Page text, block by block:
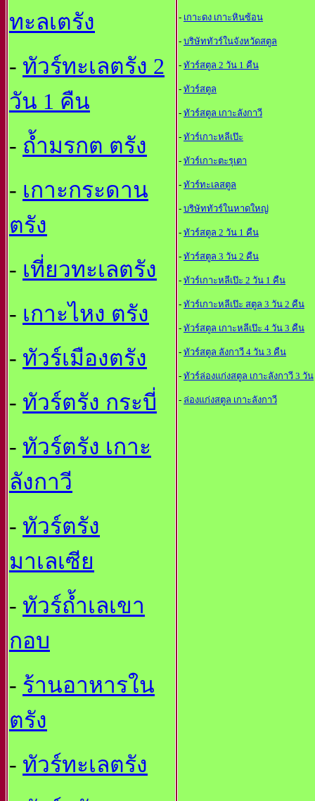
ทะลเตรัง
- ทัวร์ทะเลตรัง 2
วัน 1 คืน
- ถ้ำมรกต ตรัง
- เกาะกระดาน
ตรัง
- เที่ยวทะเลตรัง
- เกาะไหง ตรัง
- ทัวร์เมืองตรัง
- ทัวร์ตรัง กระบี่
- ทัวร์ตรัง เกาะ
ลังกาวี
- ทัวร์ตรัง
มาเลเซีย
- ทัวร์ถ้ำเลเขา
กอบ
- ร้านอาหารใน
ตรัง
- ทัวร์ทะเลตรัง
- เกาะดง เกาะหินซ้อน
- บริษัททัวร์ในจังหวัดสตูล
- ทัวร์สตูล 2 วัน 1 คืน
- ทัวร์สตูล
- ทัวร์สตูล เกาะลังกาวี
- ทัวร์เกาะหลีเป๊ะ
- ทัวร์เกาะตะรุเตา
- ทัวร์ทะเลสตูล
- บริษัททัวร์ในหาดใหญ
- ทัวร์สตูล 2 วัน 1 คืน
- ทัวร์สตูล 3 วัน 2 คืน
- ทัวร์เกาะหลีเป๊ะ 2 วัน 1 คืน
- ทัวร์เกาะหลีเป๊ะ สตูล 3 วัน 2 คืน
- ทัวร์สตูล เกาะหลีเป๊ะ 4 วัน 3 คืน
- ทัวร์สตูล ลังกาวี 4 วัน 3 คืน
- ทัวร์ล่องแก่งสตูล เกาะลังกาวี 3 วัน
- ล่องแก่งสตูล เกาะลังกาวี